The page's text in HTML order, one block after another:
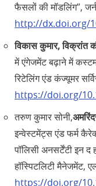
फैसलों की मॉडलिंग”,
http://dx.doi.org/
विकास कुमार, विक्रांत
में एंगेजमेंट बढ़ाने में
रिटेलिंग एंड कंज्यूमर
https://doi.org/
तरुण कुमार सोनी,
इन्वेस्टमेंट्स एंड फर्म
पॉलिसी अनसर्टेंटी इन
हॉस्पिटलिटी मैनेजमेंट,
https://doi.org/